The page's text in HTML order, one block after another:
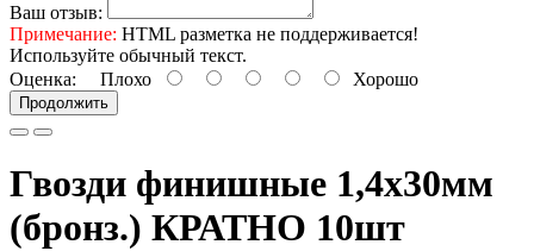
Ваш отзыв:
Примечание: HTML разметка не поддерживается!
Используйте обычный текст.
Оценка: Плохо Хорошо
Продолжить
Гвозди финишные 1,4х30мм
(бронз.) КРАТНО 10шт